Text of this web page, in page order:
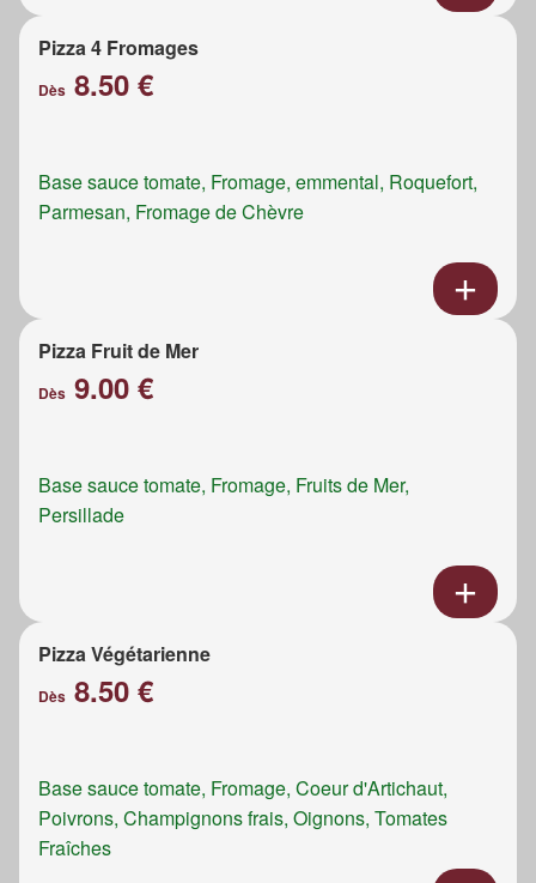
Pizza 4 Fromages
Dès 8.50 €
Base sauce tomate, Fromage, emmental, Roquefort,
Parmesan, Fromage de Chèvre
Pizza Fruit de Mer
Dès 9.00 €
Base sauce tomate, Fromage, Fruits de Mer,
Persillade
Pizza Végétarienne
Dès 8.50 €
Base sauce tomate, Fromage, Coeur d'Artichaut,
Poivrons, Champignons frais, Oignons, Tomates
Fraîches